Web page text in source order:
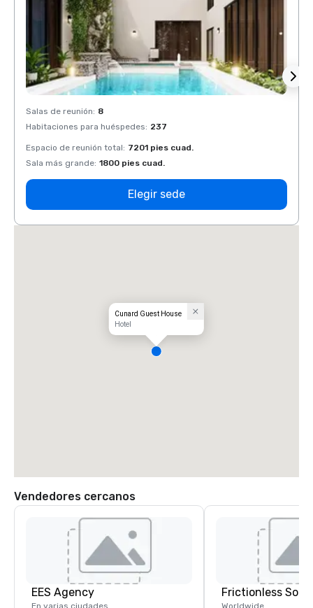
Salas de reunión: 8
Habitaciones para huéspedes: 237
Espacio de reunión total: 7201 pies cuad.
Sala más grande: 1800 pies cuad.
Elegir sede
Cunard Guest House
Hotel
Vendedores cercanos
EES Agency
En varias ciudades
Frictionless
Worldwide